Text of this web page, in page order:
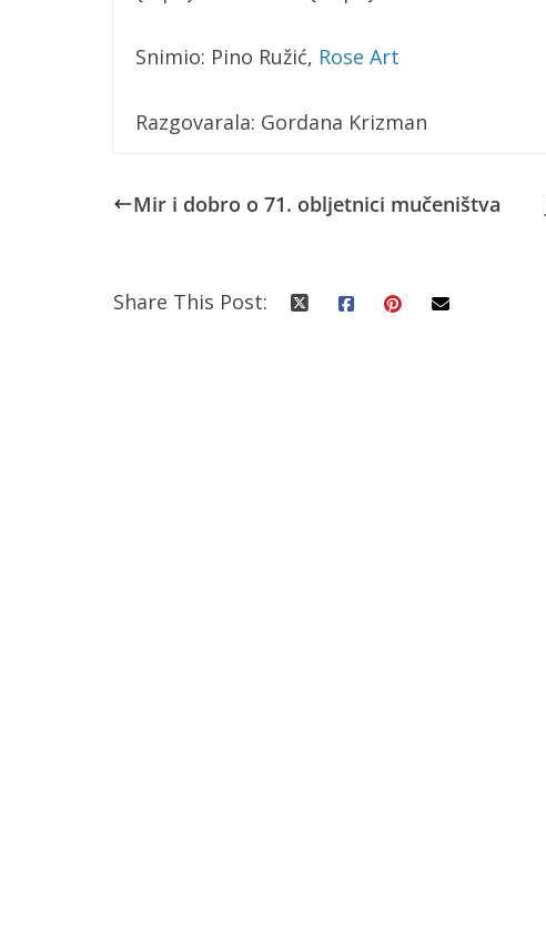
Snimio: Pino Ružić, Rose Art
Razgovarala: Gordana Krizman
Mir i dobro o 71. obljetnici mučeništva
Share This Post: